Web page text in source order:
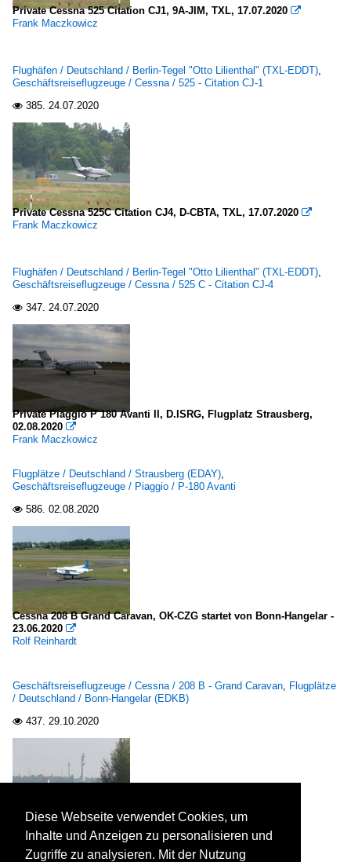
Private Cessna 525 Citation CJ1, 9A-JIM, TXL, 17.07.2020 
Frank Maczkowicz
Flughäfen / Deutschland / Berlin-Tegel "Otto Lilienthal" (TXL-EDDT),
Geschäftsreiseflugzeuge / Cessna / 525 - Citation CJ-1
 385. 24.07.2020
Private Cessna 525C Citation CJ4, D-CBTA, TXL, 17.07.2020 
Frank Maczkowicz
Flughäfen / Deutschland / Berlin-Tegel "Otto Lilienthal" (TXL-EDDT),
Geschäftsreiseflugzeuge / Cessna / 525 C - Citation CJ-4
 347. 24.07.2020
Private Piaggio P 180 Avanti II, D.ISRG, Flugplatz Strausberg,
02.08.2020 
Frank Maczkowicz
Flugplätze / Deutschland / Strausberg (EDAY),
Geschäftsreiseflugzeuge / Piaggio / P-180 Avanti
 586. 02.08.2020
Cessna 208 B Grand Caravan, OK-CZG startet von Bonn-Hangelar -
23.06.2020 
Rolf Reinhardt
Geschäftsreiseflugzeuge / Cessna / 208 B - Grand Caravan, Flugplätze
/ Deutschland / Bonn-Hangelar (EDKB)
 437. 29.10.2020
Windrose Air Challenger 300, D-BUBI. BER, 05.09.2021
Frank Maczkowicz
Diese Webseite verwendet Cookies, um
Inhalte und Anzeigen zu personalisieren und
Zugriffe zu analysieren. Mit der Nutzung